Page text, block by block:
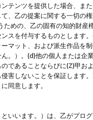
テンツを提供した場合、ま
、乙の提案に関する一切
ための、乙の固有の知的財
スを付与するものとします
マット、および派生作品を
。）。(d)他の個人または
であることならびに(Z)甲
害しないことを保証します
同意します。
といいます。）は、乙がプロ